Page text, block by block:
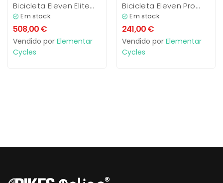
Bicicleta Eleven Elite
3.0Em stock
508,00€
Vendido por Elementar
Cycles
Bicicleta Eleven Pro
24”/ 26” VB
Em stock
241,00€
Vendido por Elementar
Cycles